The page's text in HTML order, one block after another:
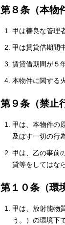
第８条（本物
甲は善良な管理
甲は賃貸借期間
賃貸借期間が５
本物件に関する
第９条（禁止
甲は、本物件の
及ぼす一切の行
甲は、乙の事前
貸等をしてはな
第１０条（環
甲は、放射能物
う。）の環境下